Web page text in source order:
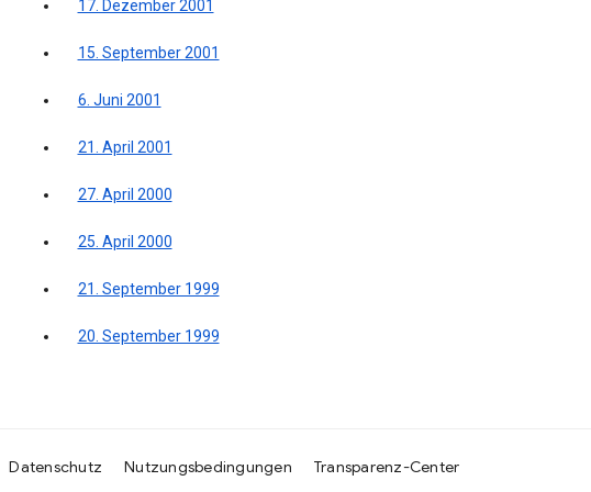
17. Dezember 2001
15. September 2001
6. Juni 2001
21. April 2001
27. April 2000
25. April 2000
21. September 1999
20. September 1999
Datenschutz Nutzungsbedingungen Transparenz-Center